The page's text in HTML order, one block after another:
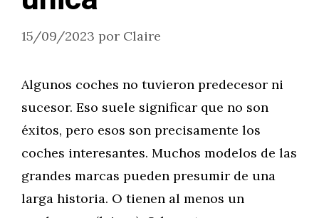
15/09/2023 por Claire
Algunos coches no tuvieron predecesor ni
sucesor. Eso suele significar que no son
éxitos, pero esos son precisamente los
coches interesantes. Muchos modelos de las
grandes marcas pueden presumir de una
larga historia. O tienen al menos un